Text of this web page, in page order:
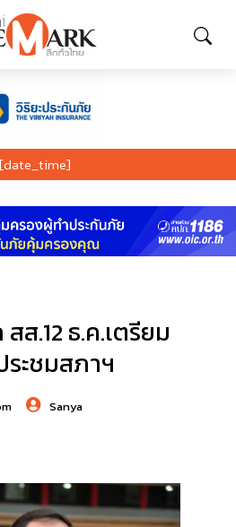
[date_time]
สส.12 ธ.ค.เตรียม
ะชมสภาฯ
Sanya